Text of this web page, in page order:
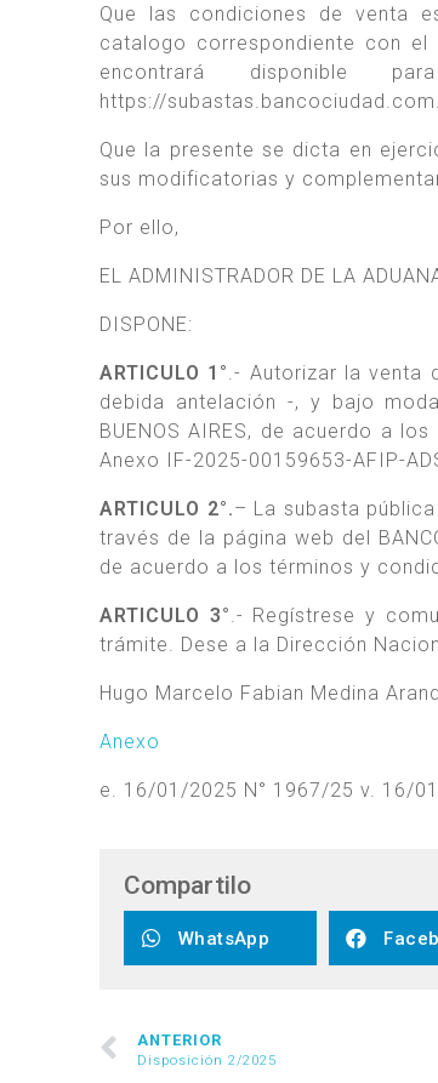
Que las condiciones de venta
catalogo correspondiente con
encontrará disponible
https://
Que la presente se dicta en
sus modificatorias y
Por ello,
EL ADMINISTRADOR DE LA
DISPONE:
ARTICULO 1°.- Autorizar la venta
debida antelación -, y bajo
BUENOS AIRES, de acuerdo a
Anexo IF-2025-00159653-AFIP-
ARTICULO 2°.– La subasta
través de la página web del
de acuerdo a los términos y
ARTICULO 3°.- Regístrese y
trámite. Dese a la Dirección
Hugo Marcelo Fabian Medina
Anexo
e. 16/01/2025 N° 1967/25 v. 16/
Compartilo
WhatsApp
ANTERIOR
Disposición 2/2025